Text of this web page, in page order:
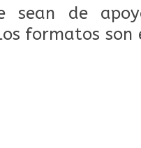
sean de
formatos